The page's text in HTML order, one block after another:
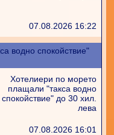
07.08.2026 16:22
водно спокойствие"
Хотелиери по морето
плащали "такса водно
спокойствие" до 30 хил.
лева
07.08.2026 16:01